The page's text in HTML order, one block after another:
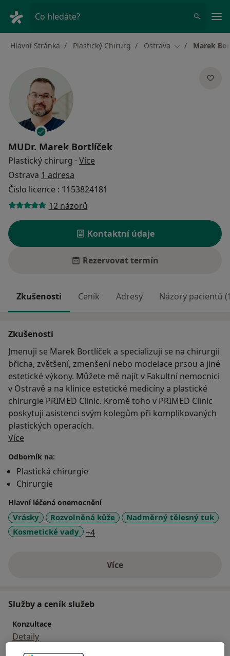
Co hledáte?
Hlavní Stránka Plastický Chirurg Ostrava Změna města
Marek
MUDr. Marek Bortlíček
Plastický chirurg · Více
Ostrava 1 adresa
Číslo licence : 1153824181
12 názorů
Kontaktní údaje
Rezervovat termín
Zkušenosti Ceník Adresy Názory pacientů
Zkušenosti
Jmenuji se Marek Bortlíček a specializuji se na chirurgii
břicha, zvětšení, zmenšení nebo modelace prsou a jiné
estetické výkony. Můžete mě najít v Fakultní nemocnici
v Ostravě a na klinice estetické medicíny a plastické
chirurgie PRIMED Clinic. Kromě toho v PRIMED Clinic
poskytuji asistenci svým kolegům při komplikovaných
plastických operacích.
Více
Odborník na:
Plastická chirurgie
Chirurgie
Hlavní léčená onemocnění
Vrásky Rozvolněná kůže
Nadměrný tělesný tuk
Kosmetické vady
+4a11y_sr_more_diseases
Víceo zkušenostech
Služby a ceník služeb
Konzultace
Detaily